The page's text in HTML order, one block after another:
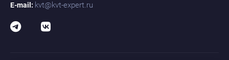
E-mail: kvt@kvt-expert.ru